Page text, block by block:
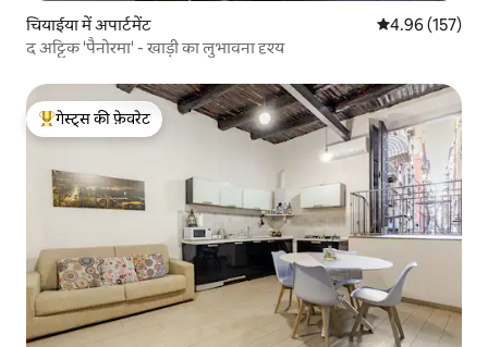
चियाईया में अपार्टमेंट औसत रेटिंग 5 में से
4.96 (157)
द अट्टिक 'पैनोरमा' - खाड़ी का लुभावना दृश्य
गेस्ट्स का टॉप फ़ेवरेट
गेस्ट्स की फ़ेवरेट